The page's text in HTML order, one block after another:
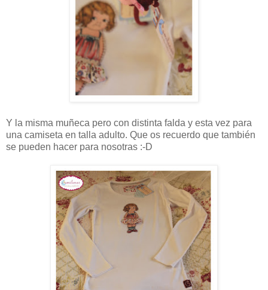
Y la misma muñeca pero con distinta falda y esta vez para
una camiseta en talla adulto. Que os recuerdo que también
se pueden hacer para nosotras :-D